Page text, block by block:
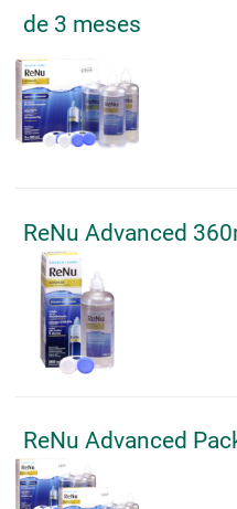
de 3 meses
ReNu Advanced
ReNu Advanced